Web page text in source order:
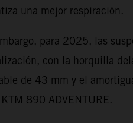
una mejor respiración.
para 2025, las
con la horquilla
de 43 mm y el
890 ADVENTURE.